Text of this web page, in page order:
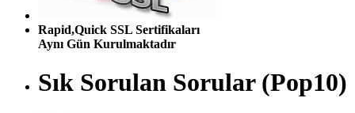
Rapid,Quick SSL Sertifikaları
Aynı Gün Kurulmaktadır
Sık Sorulan Sorular (Pop10)